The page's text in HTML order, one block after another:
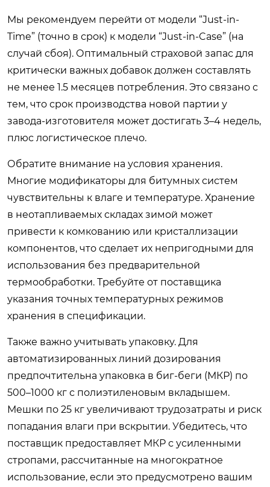
Мы рекомендуем перейти от модели “Just-in-
Time” (точно в срок) к модели “Just-in-Case” (на
случай сбоя). Оптимальный страховой запас для
критически важных добавок должен составлять
не менее 1.5 месяцев потребления. Это связано с
тем, что срок производства новой партии у
завода-изготовителя может достигать 3–4 недель,
плюс логистическое плечо.
Обратите внимание на условия хранения.
Многие модификаторы для битумных систем
чувствительны к влаге и температуре. Хранение
в неотапливаемых складах зимой может
привести к комкованию или кристаллизации
компонентов, что сделает их непригодными для
использования без предварительной
термообработки. Требуйте от поставщика
указания точных температурных режимов
хранения в спецификации.
Также важно учитывать упаковку. Для
автоматизированных линий дозирования
предпочтительна упаковка в биг-беги (МКР) по
500–1000 кг с полиэтиленовым вкладышем.
Мешки по 25 кг увеличивают трудозатраты и риск
попадания влаги при вскрытии. Убедитесь, что
поставщик предоставляет МКР с усиленными
стропами, рассчитанные на многократное
использование, если это предусмотрено вашим